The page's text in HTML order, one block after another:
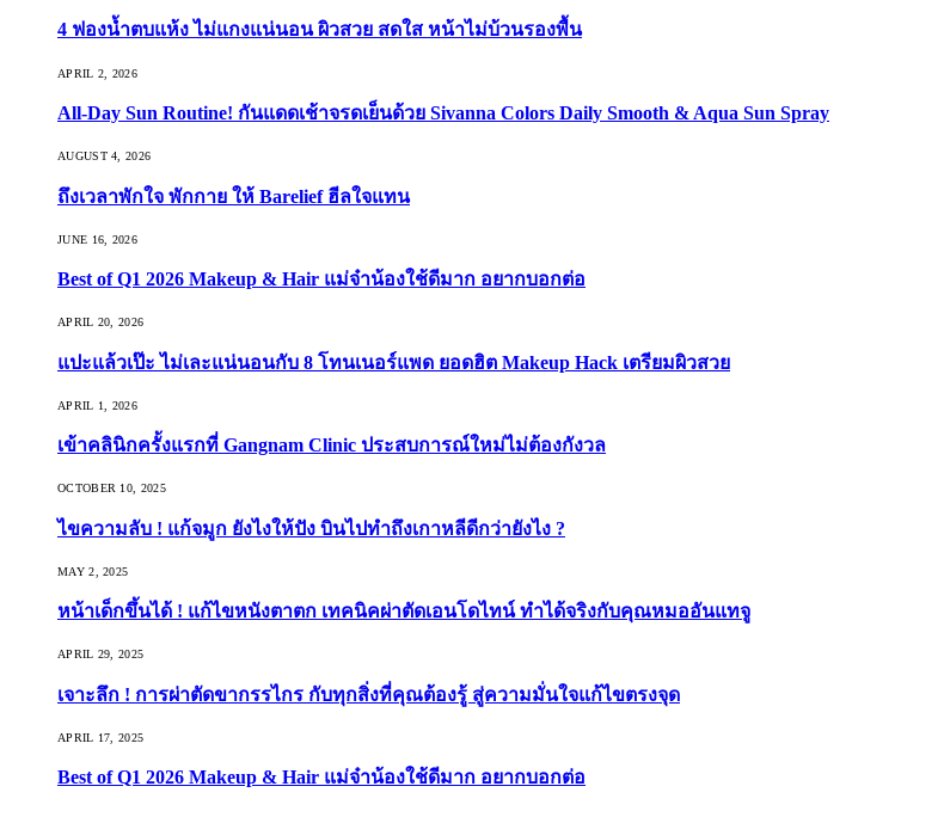
4 ฟองน้ำตบแห้ง ไม่แกงแน่นอน ผิวสวย สดใส หน้าไม่บ้วนรองพื้น
APRIL 2, 2026
All-Day Sun Routine! กันแดดเช้าจรดเย็นด้วย Sivanna Colors Daily Smooth & Aqua Sun Spray
AUGUST 4, 2026
ถึงเวลาพักใจ พักกาย ให้ Barelief ฮีลใจแทน
JUNE 16, 2026
Best of Q1 2026 Makeup & Hair แม่จ๋าน้องใช้ดีมาก อยากบอกต่อ
APRIL 20, 2026
แปะแล้วเป๊ะ ไม่เละแน่นอนกับ 8 โทนเนอร์แพด ยอดฮิต Makeup Hack เตรียมผิวสวย
APRIL 1, 2026
เข้าคลินิกครั้งแรกที่ Gangnam Clinic ประสบการณ์ใหม่ไม่ต้องกังวล
OCTOBER 10, 2025
ไขความลับ ! แก้จมูก ยังไงให้ปัง บินไปทำถึงเกาหลีดีกว่ายังไง ?
MAY 2, 2025
หน้าเด็กขึ้นได้ ! แก้ไขหนังตาตก เทคนิคผ่าตัดเอนโดไทน์ ทำได้จริงกับคุณหมออันแทจู
APRIL 29, 2025
เจาะลึก ! การผ่าตัดขากรรไกร กับทุกสิ่งที่คุณต้องรู้ สู่ความมั่นใจแก้ไขตรงจุด
APRIL 17, 2025
Best of Q1 2026 Makeup & Hair แม่จ๋าน้องใช้ดีมาก อยากบอกต่อ